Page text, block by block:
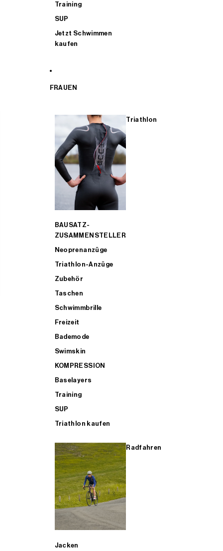
Training
SUP
Jetzt Schwimmen
kaufen
FRAUEN
Triathlon
BAUSATZ-
ZUSAMMENSTELLER
Neoprenanzüge
Triathlon-Anzüge
Zubehör
Taschen
Schwimmbrille
Freizeit
Bademode
Swimskin
KOMPRESSION
Baselayers
Training
SUP
Triathlon kaufen
Radfahren
Jacken